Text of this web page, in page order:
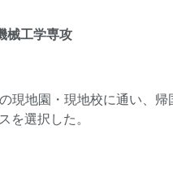
械工学専攻
現地園・現地校に通い、
を選択した。